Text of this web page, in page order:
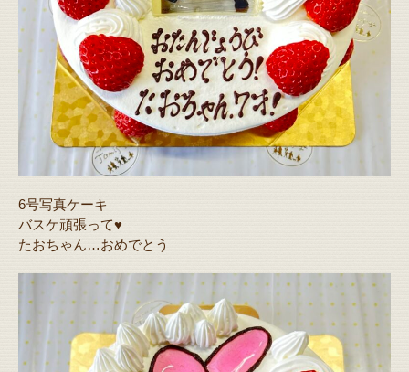
6号写真ケーキ
バスケ頑張って♥️
たおちゃん…おめでとう